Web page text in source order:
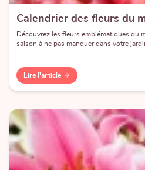
Calendrier des fleurs du
Découvrez les fleurs emblématiques du
saison à ne pas manquer dans votre
Lire l'article